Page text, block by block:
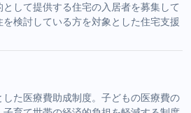
して提供する住宅の入居者を募集して
検討している方を対象とした住宅支援
た医療費助成制度。子どもの医療費の